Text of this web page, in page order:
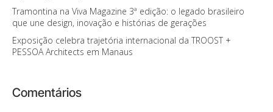
Tramontina na Viva Magazine 3ª edição: o legado brasileiro
que une design, inovação e histórias de gerações
Exposição celebra trajetória internacional da TROOST +
PESSOA Architects em Manaus
Comentários